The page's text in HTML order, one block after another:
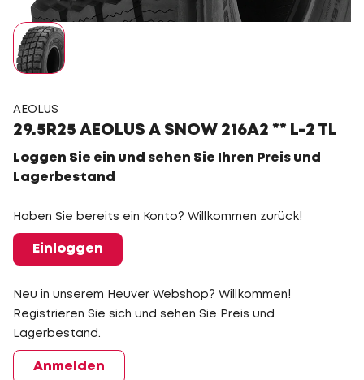
AEOLUS
29.5R25 AEOLUS A SNOW 216A2 ** L-2 TL
Loggen Sie ein und sehen Sie Ihren Preis und
Lagerbestand
Haben Sie bereits ein Konto? Willkommen zurück!
Einloggen
Neu in unserem Heuver Webshop? Willkommen!
Registrieren Sie sich und sehen Sie Preis und
Lagerbestand.
Anmelden